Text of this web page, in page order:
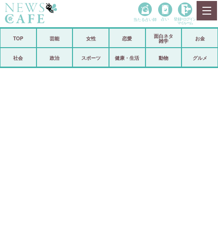
政治
当たる占い師 占い 登録• ログイン
マイルーム
TOP 芸能 女性 恋愛
面白ネタ
雑学
お金
社会 政治 スポーツ 健康・生活 動物 グルメ